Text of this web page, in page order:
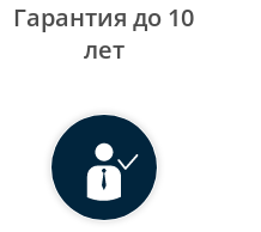
Гарантия до 10
лет